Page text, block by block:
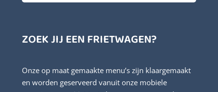
ZOEK JIJ EEN FRIETWAGEN?
Onze op maat gemaakte menu’s zijn klaargemaakt
en worden geserveerd vanuit onze mobiele